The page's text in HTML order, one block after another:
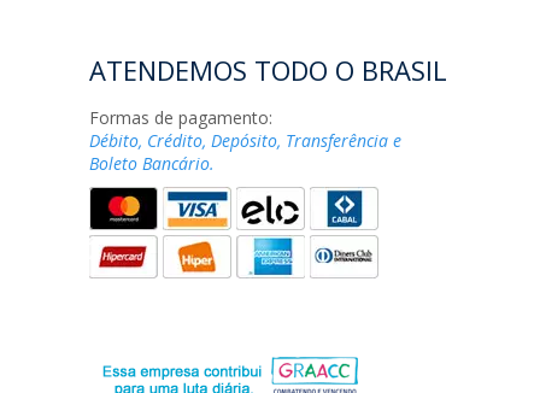
ATENDEMOS TODO O BRASIL
Formas de pagamento:
Débito, Crédito, Depósito, Transferência e
Boleto Bancário.